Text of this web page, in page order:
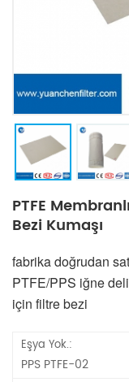
PTFE
Bezi Kumaşı
fabrika doğrudan
PTFE/PPS iğne
için filtre bezi
Eşya Yok.:
PPS PTFE-02